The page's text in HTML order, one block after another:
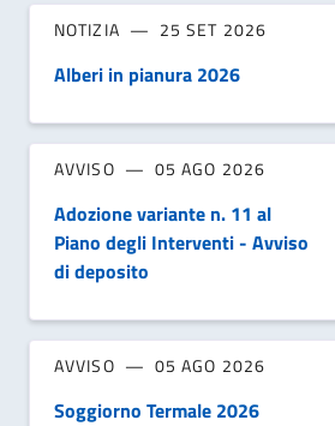
NOTIZIA 25 SET 2026
Alberi in pianura 2026
AVVISO 05 AGO 2026
Adozione variante n. 11 al
Piano degli Interventi - Avviso
di deposito
AVVISO 05 AGO 2026
Soggiorno Termale 2026